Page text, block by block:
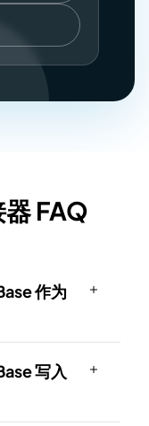
FAQ
作为
写入